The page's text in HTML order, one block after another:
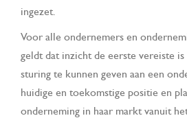
ingezet.
Voor alle ondernemers en
geldt dat inzicht de eerste vereiste
sturing te kunnen geven aan een
huidige en toekomstige positie en
onderneming in haar markt vanuit